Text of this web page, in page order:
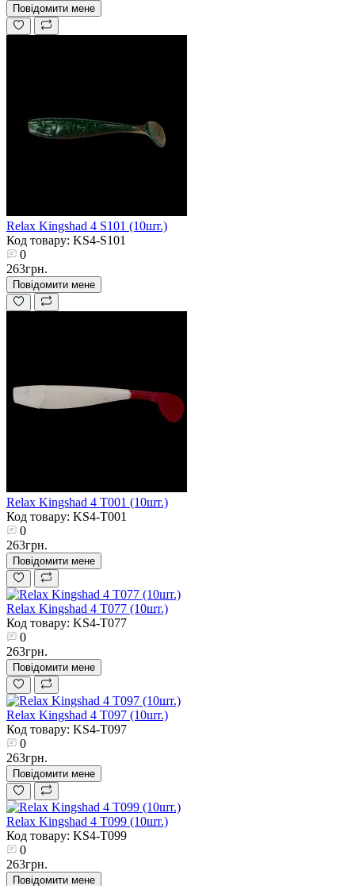
Повідомити мене
Relax Kingshad 4 S101 (10шт.)
Код товару: KS4-S101
0
263грн.
Повідомити мене
Relax Kingshad 4 T001 (10шт.)
Код товару: KS4-T001
0
263грн.
Повідомити мене
Relax Kingshad 4 T077 (10шт.)
Код товару: KS4-T077
0
263грн.
Повідомити мене
Relax Kingshad 4 T097 (10шт.)
Код товару: KS4-T097
0
263грн.
Повідомити мене
Relax Kingshad 4 T099 (10шт.)
Код товару: KS4-T099
0
263грн.
Повідомити мене